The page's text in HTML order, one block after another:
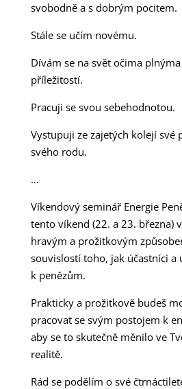
svobodně a s dobrým pocitem.
Stále se učím novému.
Dívám se na svět očima
příležitostí.
Pracuji se svou sebehodnotou.
Vystupuji ze zajetých kolejí své
svého rodu.
…
Víkendový seminář Energie
tento víkend (22. a 23. března)
hravým a prožitkovým
souvislostí toho, jak účastníci a
k penězům.
Prakticky a prožitkově budeš
pracovat se svým postojem k
aby se to skutečně měnilo ve
realitě.
Rád se podělím o své